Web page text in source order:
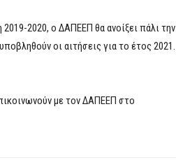
2020, ο ΔΑΠΕΕΠ θα ανοίξει πάλι την
οι αιτήσεις για το έτος 2021.
με τον ΔΑΠΕΕΠ στο